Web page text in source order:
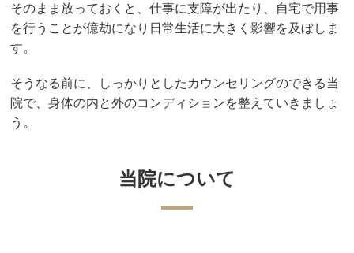
そのまま放っておくと、仕事に支障が出たり、自宅で用事
を行うことが億劫になり日常生活に大きく影響を及ぼしま
す。
そうなる前に、しっかりとしたカウンセリングのできる当
院で、身体の内と外のコンディションを整えていきましょ
う。
当院について